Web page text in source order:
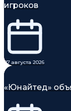
игроков
07 августа 2026
«Юнайтед»